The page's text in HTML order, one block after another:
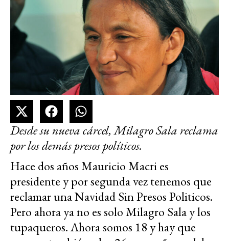
Desde su nueva cárcel, Milagro Sala reclama
por los demás presos políticos.
Hace dos años Mauricio Macri es
presidente y por segunda vez tenemos que
reclamar una Navidad Sin Presos Politicos.
Pero ahora ya no es solo Milagro Sala y los
tupaqueros. Ahora somos 18 y hay que